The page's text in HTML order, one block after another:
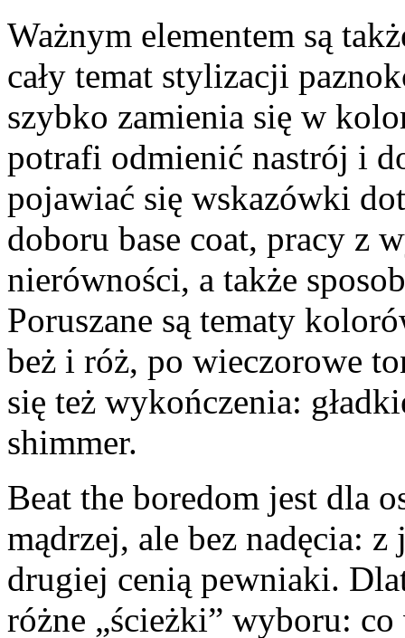
Ważnym elementem są
cały temat stylizacji
szybko zamienia się w
potrafi odmienić nastrój i
pojawiać się wskazówki
doboru base coat, pracy z
nierówności, a także
Poruszane są tematy
beż i róż, po wieczorowe
się też wykończenia:
shimmer.
Beat the boredom jest dla
mądrzej, ale bez nadęcia:
drugiej cenią pewniaki.
różne „ścieżki” wyboru: